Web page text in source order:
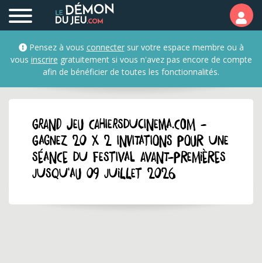
Pensez à vous connectersur votre espace membre ou à
vous inscrire gratuitement si vous n'avez pas encore de compte
afin de bénéficier de toutes les fonctionnalités.
GRAND JEU cahiersducinema.com -
Gagnez 20 x 2 invitations pour une
séance du Festival Avant-Premières
jusqu'au 09 juillet 2026